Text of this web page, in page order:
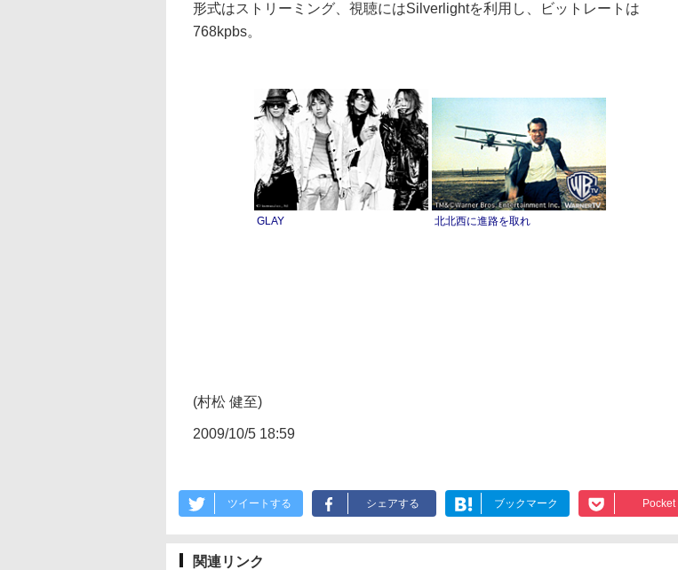
形式はストリーミング、視聴にはSilverlightを利用し、ビットレートは
768kpbs。
GLAY 北北西に進路を取れ
(村松 健至)
2009/10/5 18:59
ツイートする シェアする ブックマーク Pocket
関連リンク